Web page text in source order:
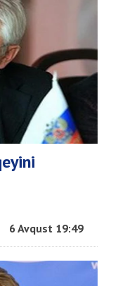
6 Avqust 19:49